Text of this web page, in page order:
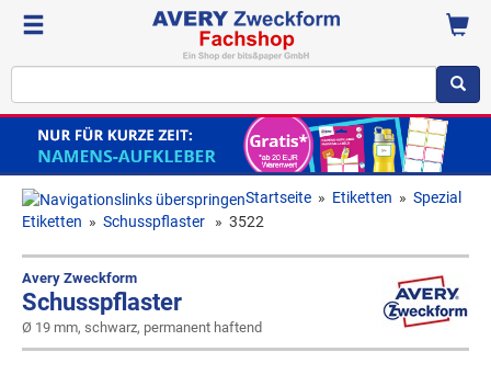
Startseite » Etiketten » Spezial
Etiketten » Schusspflaster » 3522
Avery Zweckform
Schusspflaster
Ø 19 mm, schwarz, permanent haftend